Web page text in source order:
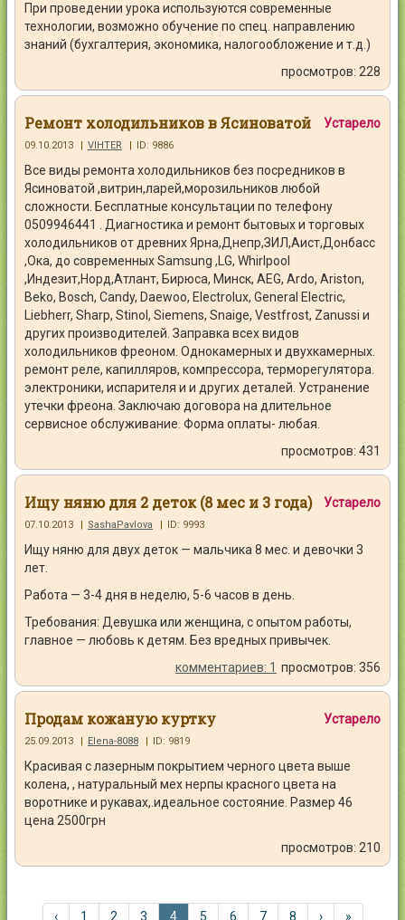
При проведении урока используются современные
технологии, возможно обучение по спец. направлению
знаний (бухгалтерия, экономика, налогообложение и т.д.)
просмотров: 228
Устарело
Ремонт холодильников в Ясиноватой
09.10.2013 | VIHTER | ID: 9886
Все виды ремонта холодильников без посредников в
Ясиноватой ,витрин,ларей,морозильников любой
сложности. Бесплатные консультации по телефону
0509946441 . Диагностика и ремонт бытовых и торговых
холодильников от древних Ярна,Днепр,ЗИЛ,Аист,Донбасс
,Ока, до современных Samsung ,LG, Whirlpool
,Индезит,Норд,Атлант, Бирюса, Минск, AEG, Ardo, Ariston,
Beko, Bosch, Candy, Daewoo, Electrolux, General Electric,
Liebherr, Sharp, Stinol, Siemens, Snaige, Vestfrost, Zanussi и
других производителей. Заправка всех видов
холодильников фреоном. Однокамерных и двухкамерных.
ремонт реле, капилляров, компрессора, терморегулятора.
электроники, испарителя и и других деталей. Устранение
утечки фреона. Заключаю договора на длительное
сервисное обслуживание. Форма оплаты- любая.
просмотров: 431
Устарело
Ищу няню для 2 деток (8 мес и 3 года)
07.10.2013 | SashaPavlova | ID: 9993
Ищу няню для двух деток — мальчика 8 мес. и девочки 3
лет.
Работа — 3-4 дня в неделю, 5-6 часов в день.
Требования: Девушка или женщина, с опытом работы,
главное — любовь к детям. Без вредных привычек.
просмотров: 356
комментариев: 1
Устарело
Продам кожаную куртку
25.09.2013 | Elena-8088 | ID: 9819
Красивая с лазерным покрытием черного цвета выше
колена, , натуральный мех нерпы красного цвета на
воротнике и рукавах,.идеальное состояние. Размер 46
цена 2500грн
просмотров: 210
‹ 1 2 3 4 5 6 7 8 › »